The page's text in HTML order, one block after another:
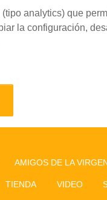
analytics) que
la configuración,
AMIGOS DE LA
TIENDA VIDEO